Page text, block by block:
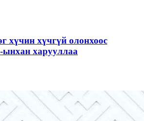
хүчин хүчгүй олонхоос
харууллаа